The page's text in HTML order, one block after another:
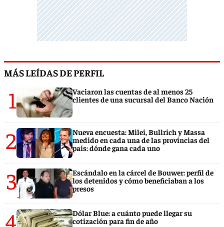
MÁS LEÍDAS DE PERFIL
1
Vaciaron las cuentas de al menos 25
clientes de una sucursal del Banco Nación
2
Nueva encuesta: Milei, Bullrich y Massa
medido en cada una de las provincias del
país: dónde gana cada uno
3
Escándalo en la cárcel de Bouwer: perfil de
los detenidos y cómo beneficiaban a los
presos
4
Dólar Blue: a cuánto puede llegar su
cotización para fin de año